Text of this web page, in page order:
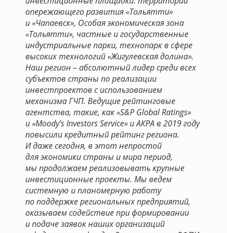
опережающего развития «Тольятти»
и «Чапаевск», Особая экономическая зона
«Тольятти», частные и государственные
индустриальные парки, технопарк в сфере
высоких технологий «Жигулевская долина».
Наш регион – абсолютный лидер среди всех
субъектов страны по реализации
инвестпроектов с использованием
механизма ГЧП. Ведущие рейтинговые
агентства, такие, как «S&P Global Ratings»
и «Moody’s Investors Service» и АКРА в 2019 году
повысили кредитный рейтинг региона.
И даже сегодня, в этот непростой
для экономики страны и мира период,
мы продолжаем реализовывать крупные
инвестиционные проекты. Мы ведем
системную и планомерную работу
по поддержке региональных предприятий,
оказываем содействие при формировании
и подаче заявок наших организаций